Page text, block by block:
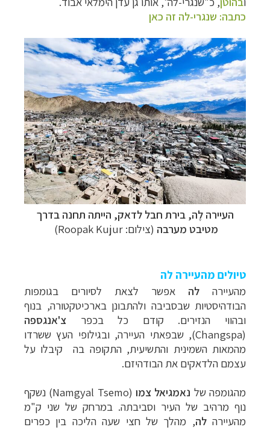
כתבה: שנגרי-לה זה כאן
העיירה לֶה, בירת חבל לדאק, הייתה תחנה בדרך
מטיבט מערבה (צילום: Roopak Kujur)
טיולים מהעיירה לה
מהעיירה לה אפשר לצאת לסיורים בגומפות
הבודהיסטיות שבסביבה ולהתבונן בארכיטקטורה, בנוף
ובהווי הנזירים. קודם כל בכפר צ'אנגספה
(
Changspa), שבפאתי העיירה, ובגילופי העץ ששרדו
מהמאות השמינית והתשיעית, התקופה בה קיבלו על
עצמם הלדאקים את הבודהיזם.
מהגומפה של נאמגיאל צמו(
Namgyal Tsemo) נשקף
נוף מרהיב של העיר וסביבתה. במרחק של שני ק"מ
מהעיירהלה, מהלך של חצי שעה הליכה בין כפרים